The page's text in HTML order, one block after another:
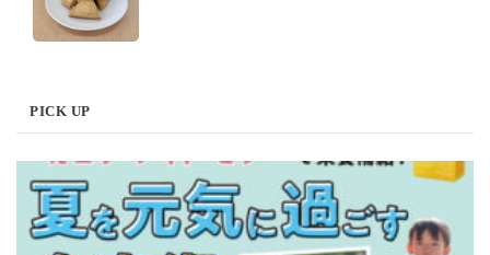
PICK UP